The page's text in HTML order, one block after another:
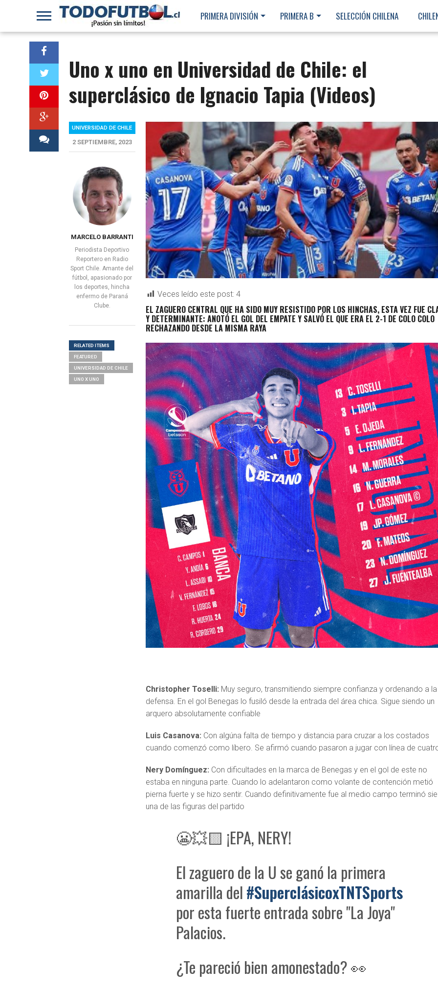
PRIMERA DIVISIÓN PRIMERA B SELECCIÓN CHILENA
Uno x uno en Universidad de Chile: el
superclásico de Ignacio Tapia (Videos)
Veces leído este post: 4
EL ZAGUERO CENTRAL QUE HA SIDO MUY RESISTIDO POR LOS HINCHAS, ESTA VEZ FUE
Y DETERMINANTE: ANOTÓ EL GOL DEL EMPATE Y SALVÓ EL QUE ERA EL 2-1 DE COLO COLO
RECHAZANDO DESDE LA MISMA RAYA
Christopher Toselli: Muy seguro, transmitiendo siempre confianza y ordenando a la
defensa. En el gol Benegas lo fusiló desde la entrada del área chica. Sigue siendo un
arquero absolutamente confiable
Luis Casanova: Con algúna falta de tiempo y distancia para cruzar a los costados
cuando comenzó como líbero. Se afirmó cuando pasaron a jugar con línea de
Nery Domínguez: Con dificultades en la marca de Benegas y en el gol de este no
estaba en ninguna parte. Cuando lo adelantaron como volante de contención metió
pierna fuerte y se hizo sentir. Cuando definitivamente fue al medio campo terminó
una de las figuras del partido
😬💥🟨 ¡EPA, NERY!
El zaguero de la U se ganó la primera
amarilla del#SuperclásicoxTNTSports
por esta fuerte entrada sobre "La Joya"
Palacios.
¿Te pareció bien amonestado? 👀
UNIVERSIDAD DE CHILE
2 SEPTIEMBRE, 2023
MARCELO BARRANTI
Periodista Deportivo
Reportero en Radio
Sport Chile. Amante del
fútbol, apasionado por
los deportes, hincha
enfermo de Paraná
Clube.
RELATED ITEMS
FEATURED
UNIVERSIDAD DE CHILE
UNO X UNO